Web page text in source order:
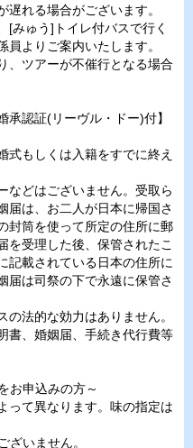
れる場合がございます。
みゅう]トイレ付バスで行く
よりご案内いたします。
、ツアーが不催行となる場合
承認証(リーヴル・ドー)付】
もしくは入籍をすでに終え
などはございません。受取ら
届は、お二人が日本に帰国さ
封筒を使って所定の住所に郵
を受理した後、保管されたこ
記載されている日本の住所に
届は司祭の下で永遠に保管さ
法的な効力はありません。
書、婚姻届、手続き代行費等
お申込みの方～
って異なります。味の指定は
いません。